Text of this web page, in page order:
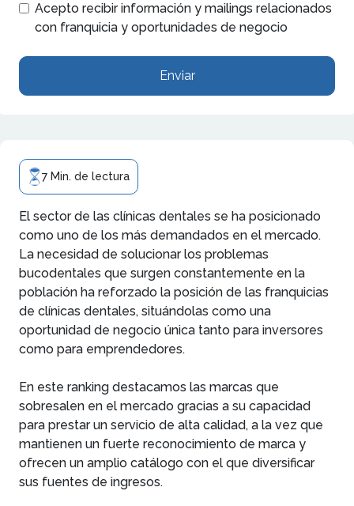
Acepto recibir información y mailings relacionados
con franquicia y oportunidades de negocio
Enviar
7 Min. de lectura
El sector de las clínicas dentales se ha posicionado
como uno de los más demandados en el mercado.
La necesidad de solucionar los problemas
bucodentales que surgen constantemente en la
población ha reforzado la posición de las franquicias
de clínicas dentales, situándolas como una
oportunidad de negocio única tanto para inversores
como para emprendedores.
En este ranking destacamos las marcas que
sobresalen en el mercado gracias a su capacidad
para prestar un servicio de alta calidad, a la vez que
mantienen un fuerte reconocimiento de marca y
ofrecen un amplio catálogo con el que diversificar
sus fuentes de ingresos.